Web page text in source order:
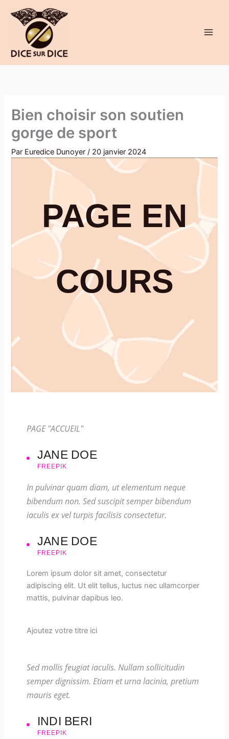
contenu
Bien choisir son soutien
gorge de sport
Par Euredice Dunoyer/ 20 janvier 2024
PAGE EN
COURS
PAGE "ACCUEIL"
JANE DOE
FREEPIK
In pulvinar quam diam, ut elementum neque
bibendum non. Sed suscipit semper bibendum
iaculis ex vel turpis facilisis consectetur.
JANE DOE
FREEPIK
Lorem ipsum dolor sit amet, consectetur
adipiscing elit. Ut elit tellus, luctus nec ullamcorper
mattis, pulvinar dapibus leo.
Ajoutez votre titre ici
Sed mollis feugiat iaculis. Nullam sollicitudin
semper dignissim. Etiam et urna lacinia, pretium
mauris eget.
INDI BERI
FREEPIK